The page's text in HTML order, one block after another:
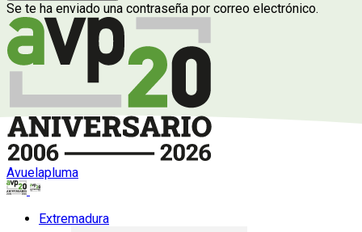
Se te ha enviado una contraseña por correo electrónico.
Avuelapluma
Extremadura